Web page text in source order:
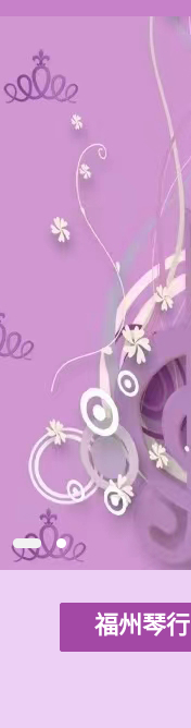
福州琴行